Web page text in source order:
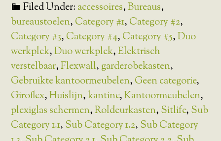
Filed Under: accessoires,Bureaus,
bureaustoelen, Category #1, Category #2,
Category #3, Category #4, Category #5,Duo
werkplek,Duo werkplek,Elektrisch
verstelbaar,Flexwall, garderobekasten,
Gebruikte kantoormeubelen, Geen categorie,
Giroflex,Huislijn,kantine,Kantoormeubelen,
plexiglas schermen,Roldeurkasten, Sitlife, Sub
Category 1.1, Sub Category 1.2, Sub Category